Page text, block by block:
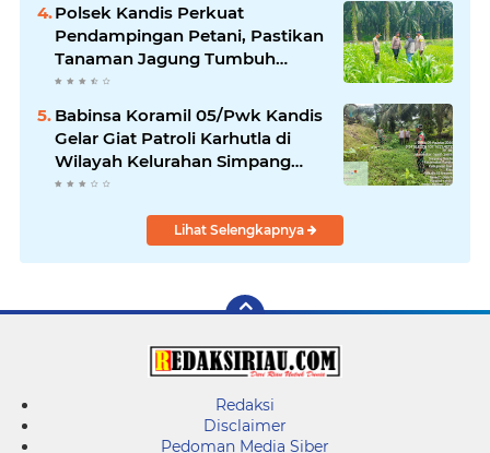
Polsek Kandis Perkuat
Pendampingan Petani, Pastikan
Tanaman Jagung Tumbuh
Optimal Dukung Swasembada
Babinsa Koramil 05/Pwk Kandis
Gelar Giat Patroli Karhutla di
Wilayah Kelurahan Simpang
Belutu
Lihat Selengkapnya
Redaksi
Disclaimer
Pedoman Media Siber